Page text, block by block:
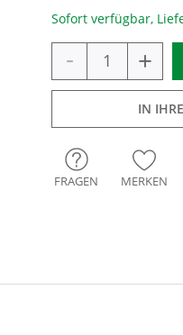
Sofort verfügbar,
- +
IN
FRAGEN MERKEN